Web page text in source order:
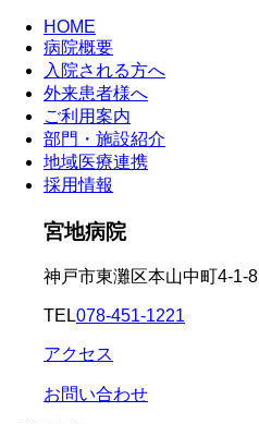
HOME
病院概要
入院される方へ
外来患者様へ
ご利用案内
部門・施設紹介
地域医療連携
採用情報
宮地病院
神戸市東灘区本山中町4-1-8
TEL078-451-1221
アクセス
お問い合わせ